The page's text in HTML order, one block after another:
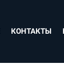
КОНТАКТЫ